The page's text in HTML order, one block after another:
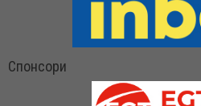
Спонсори